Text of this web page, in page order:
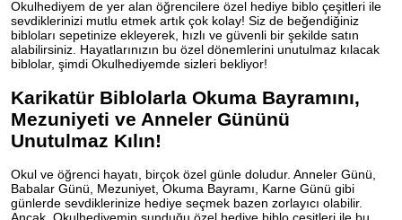
Okulhediyem de yer alan öğrencilere özel hediye biblo çeşitleri ile
sevdiklerinizi mutlu etmek artık çok kolay! Siz de beğendiğiniz
bibloları sepetinize ekleyerek, hızlı ve güvenli bir şekilde satın
alabilirsiniz. Hayatlarınızın bu özel dönemlerini unutulmaz kılacak
biblolar, şimdi Okulhediyemde sizleri bekliyor!
Karikatür Biblolarla Okuma Bayramını,
Mezuniyeti ve Anneler Gününü
Unutulmaz Kılın!
Okul ve öğrenci hayatı, birçok özel günle doludur. Anneler Günü,
Babalar Günü, Mezuniyet, Okuma Bayramı, Karne Günü gibi
günlerde sevdiklerinize hediye seçmek bazen zorlayıcı olabilir.